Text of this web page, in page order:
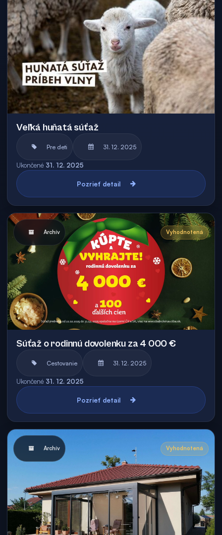
Veľká huňatá súťaž
Pre deti 31. 12. 2025
Ukončené 31. 12. 2025
Pozrieť detail
Archív Vyhodnotená
Súťaž o rodinnú dovolenku za 4 000 €
Cestovanie 31. 12. 2025
Ukončené 31. 12. 2025
Pozrieť detail
Archív Vyhodnotená